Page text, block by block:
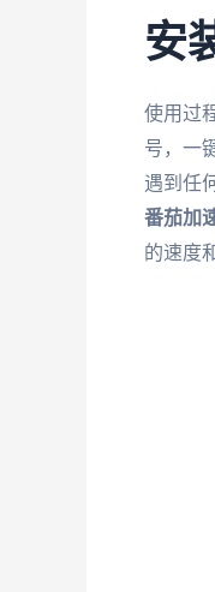
安
使用过
号，一
遇到任
番茄加
的速度